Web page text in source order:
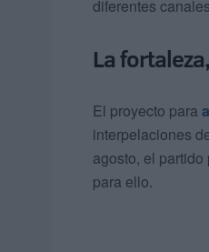
diferentes
La
El proyecto para
interpelaciones
agosto, el
para ello.